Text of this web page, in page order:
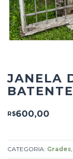
JANELA
R$600,00
CATEGORIA: Grades